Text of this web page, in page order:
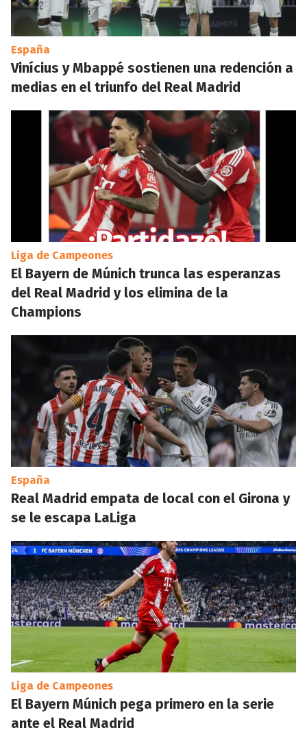
España
Vinícius y Mbappé sostienen una redención a
medias en el triunfo del Real Madrid
Liga de Campeones
El Bayern de Múnich trunca las esperanzas
del Real Madrid y los elimina de la
Champions
España
Real Madrid empata de local con el Girona y
se le escapa LaLiga
Liga de Campeones
El Bayern Múnich pega primero en la serie
ante el Real Madrid